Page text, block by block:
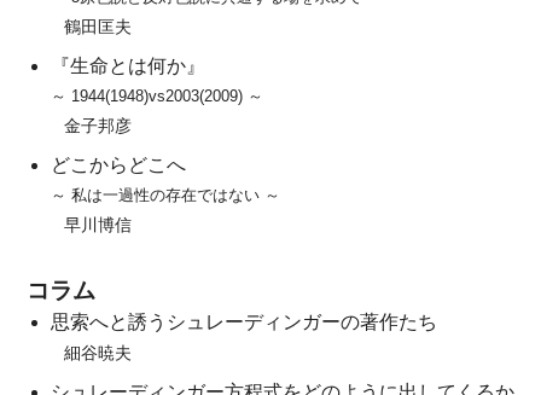
鶴田匡夫
『生命とは何か』
～ 1944(1948)vs2003(2009) ～
金子邦彦
どこからどこへ
～ 私は一過性の存在ではない ～
早川博信
コラム
思索へと誘うシュレーディンガーの著作たち
細谷暁夫